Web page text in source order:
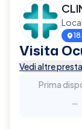
Visita
Vedi altre
Prima
-